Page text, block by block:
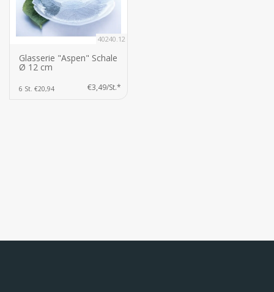
40240.12
Glasserie "Aspen" Schale
Ø 12 cm
6 St. €20,94 €3,49/St.*